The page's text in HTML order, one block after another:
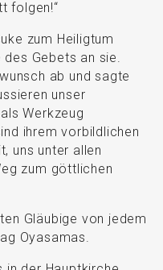
folgen!“
zum Heiligtum
Gebets an sie.
ab und sagte
unser
Werkzeug
ihrem vorbildlichen
uns unter allen
zum göttlichen
Gläubige von jedem
Oyasamas.